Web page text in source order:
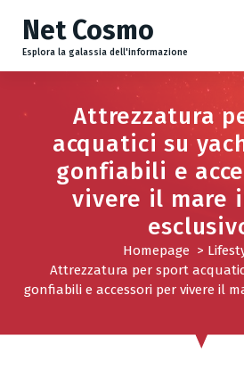
a
Net Cosmo
Esplora la galassia dell'informazione
Attrezzatura
acquatici su
gonfiabili e
vivere il mare
Homepage >
Attrezzatura per sport
gonfiabili e accessori per vivere il